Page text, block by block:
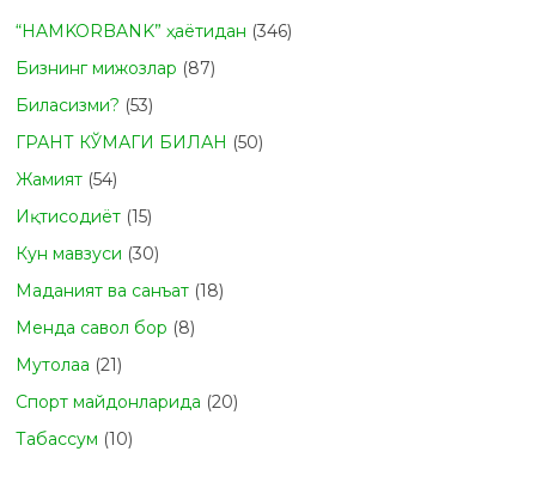
“HAMKORBANK” ҳаётидан (346)
Бизнинг мижозлар (87)
Биласизми? (53)
ГРАНТ КЎМАГИ БИЛАН (50)
Жамият (54)
Иқтисодиёт (15)
Кун мавзуси (30)
Маданият ва санъат (18)
Менда савол бор (8)
Мутолаа (21)
Спорт майдонларида (20)
Табасcум (10)